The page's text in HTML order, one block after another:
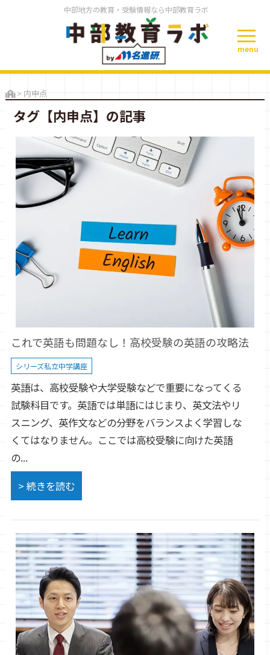
中部地方の教育・受験情報なら中部教育ラボ
menu
> 内申点
タグ【内申点】の記事
これで英語も問題なし！高校受験の英語の攻略法
シリーズ私立中学講座
英語は、高校受験や大学受験などで重要になってくる
試験科目です。英語では単語にはじまり、英文法やリ
スニング、英作文などの分野をバランスよく学習しな
くてはなりません。ここでは高校受験に向けた英語
の...
> 続きを読む